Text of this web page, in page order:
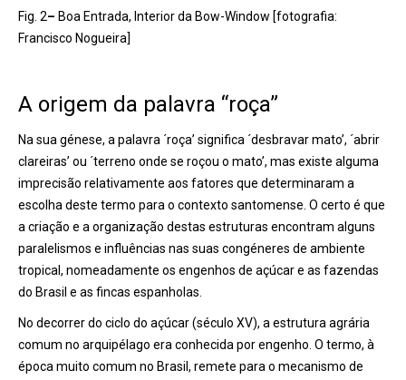
Fig. 2– Boa Entrada, Interior da Bow-Window [fotografia:
Francisco Nogueira]
A origem da palavra “roça”
Na sua génese, a palavra ´roça’ significa ´desbravar mato’, ´abrir
clareiras’ ou ´terreno onde se roçou o mato’, mas existe alguma
imprecisão relativamente aos fatores que determinaram a
escolha deste termo para o contexto santomense. O certo é que
a criação e a organização destas estruturas encontram alguns
paralelismos e influências nas suas congéneres de ambiente
tropical, nomeadamente os engenhos de açúcar e as fazendas
do Brasil e as fincas espanholas.
No decorrer do ciclo do açúcar (século XV), a estrutura agrária
comum no arquipélago era conhecida por engenho. O termo, à
época muito comum no Brasil, remete para o mecanismo de